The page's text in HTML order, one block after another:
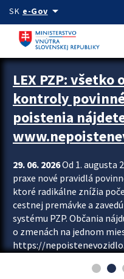
Preskocit na hlavný obsah
SK e-Govarrow_drop_down
Zastavit automatický posun
LEX PZP:
kontroly
poistenia
29. 06. 2026Od 1. augusta
praxe nové pravidlá
ktoré radikálne znížia
cestnej premávke a
systému PZP. Občania
o zmenách na jednom
https://
asociácie poisťovní